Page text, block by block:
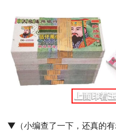
▼（小编查了一下，还真的有